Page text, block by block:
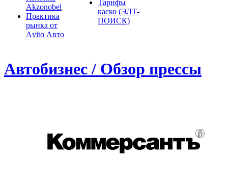
Akzonobel
Практика
рынка от
Аvito Авто
Тарифы
каско (ЭЛТ-
ПОИСК)
Автобизнес / Обзор прессы